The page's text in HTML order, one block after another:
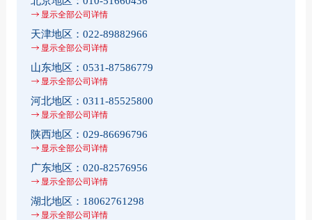
显示全部公司详情
天津地区： 022-89882966
显示全部公司详情
山东地区： 0531-87586779
显示全部公司详情
河北地区： 0311-85525800
显示全部公司详情
陕西地区： 029-86696796
显示全部公司详情
广东地区： 020-82576956
显示全部公司详情
湖北地区： 18062761298
显示全部公司详情